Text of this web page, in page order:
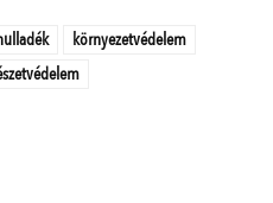
környezetvédelem